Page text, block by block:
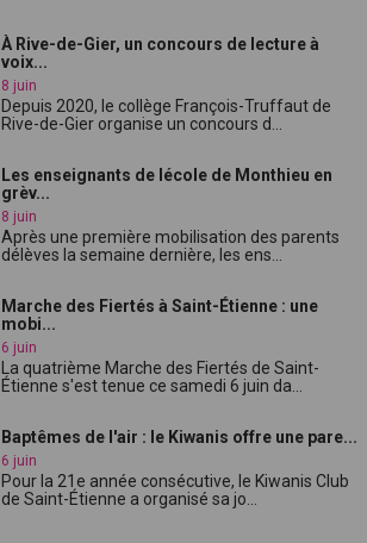
À Rive-de-Gier, un concours de lecture à
voix...
8 juin
Depuis 2020, le collège François-Truffaut de
Rive-de-Gier organise un concours d...
Les enseignants de lécole de Monthieu en
grèv...
8 juin
Après une première mobilisation des parents
délèves la semaine dernière, les ens...
Marche des Fiertés à Saint-Étienne : une
mobi...
6 juin
La quatrième Marche des Fiertés de Saint-
Étienne s'est tenue ce samedi 6 juin da...
Baptêmes de l'air : le Kiwanis offre une pare...
6 juin
Pour la 21e année consécutive, le Kiwanis Club
de Saint-Étienne a organisé sa jo...